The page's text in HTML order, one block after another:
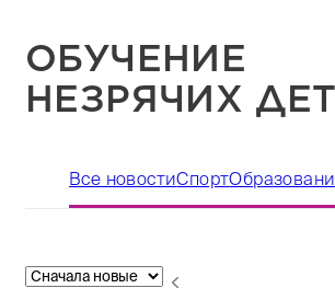
ОБУЧЕНИЕ
НЕЗРЯЧИХ
Все новостиСпорт